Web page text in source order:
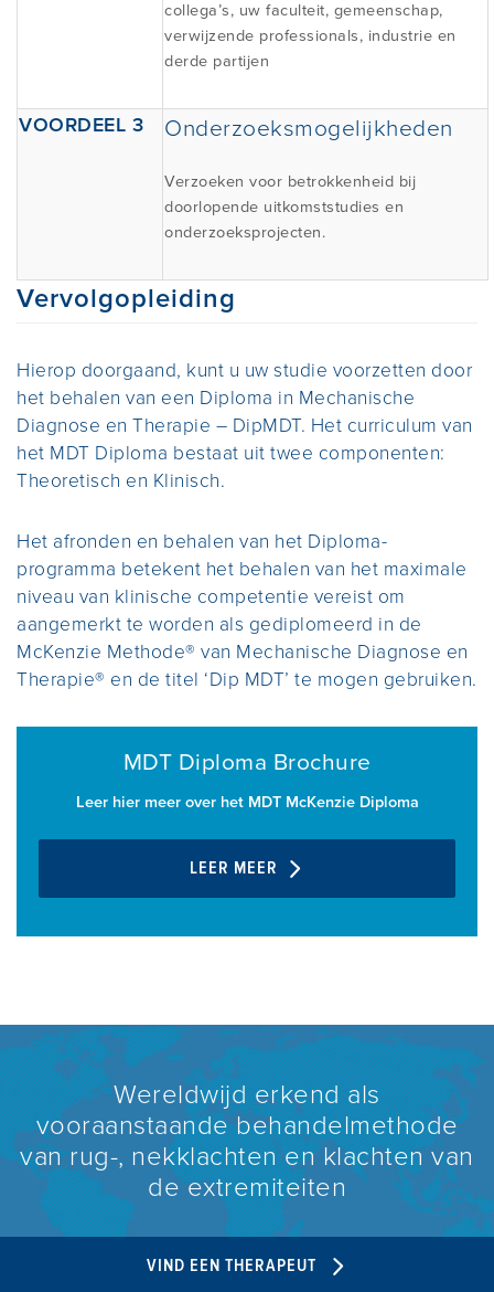
collega’s, uw faculteit, gemeenschap,
verwijzende professionals, industrie en
derde partijen
VOORDEEL 3 Onderzoeksmogelijkheden
Verzoeken voor betrokkenheid bij
doorlopende uitkomststudies en
onderzoeksprojecten.
Vervolgopleiding
Hierop doorgaand, kunt u uw studie voorzetten door
het behalen van een Diploma in Mechanische
Diagnose en Therapie – DipMDT. Het curriculum van
het MDT Diploma bestaat uit twee componenten:
Theoretisch en Klinisch.
Het afronden en behalen van het Diploma-
programma betekent het behalen van het maximale
niveau van klinische competentie vereist om
aangemerkt te worden als gediplomeerd in de
McKenzie Methode® van Mechanische Diagnose en
Therapie® en de titel ‘Dip MDT’ te mogen gebruiken.
MDT Diploma Brochure
Leer hier meer over het MDT McKenzie Diploma
LEER MEER
Wereldwijd erkend als
vooraanstaande behandelmethode
van rug-, nekklachten en klachten van
de extremiteiten
VIND EEN THERAPEUT